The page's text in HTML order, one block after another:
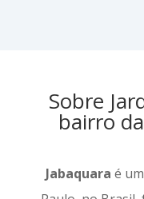
Sobre
bairro
Jabaquara é